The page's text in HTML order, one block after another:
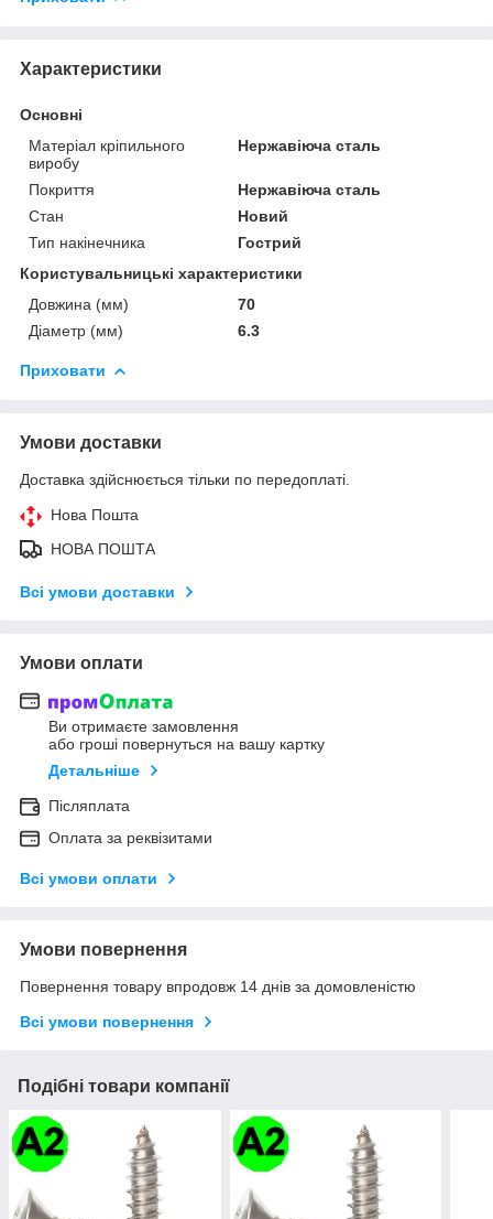
Характеристики
Основні
Матеріал кріпильного
виробу
Нержавіюча сталь
Покриття
Нержавіюча сталь
Стан
Новий
Тип накінечника
Гострий
Користувальницькі характеристики
Довжина (мм)
70
Діаметр (мм)
6.3
Приховати
Умови доставки
Доставка здійснюється тільки по передоплаті.
Нова Пошта
НОВА ПОШТА
Всі умови доставки
Умови оплати
Ви отримаєте замовлення
або гроші повернуться на вашу картку
Детальніше
Післяплата
Оплата за реквізитами
Всі умови оплати
Умови повернення
Повернення товару впродовж 14 днів за домовленістю
Всі умови повернення
Подібні товари компанії